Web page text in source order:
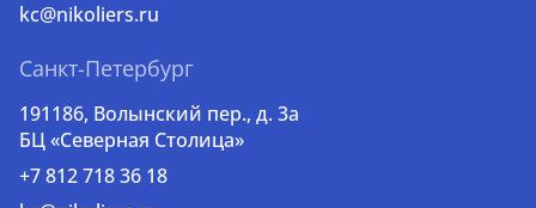
kc@nikoliers.ru
Санкт-Петербург
191186, Волынский пер., д. 3a
БЦ «Северная Столица»
+7 812 718 36 18